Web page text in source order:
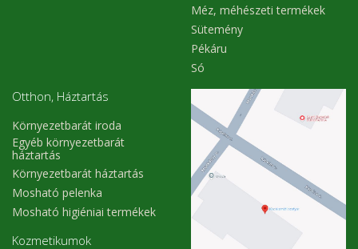
Méz, méhészeti termékek
Sütemény
Pékáru
Só
Otthon, Háztartás
Környezetbarát iroda
Egyéb környezetbarát
háztartás
Környezetbarát háztartás
Mosható pelenka
Mosható higiéniai termékek
Kozmetikumok